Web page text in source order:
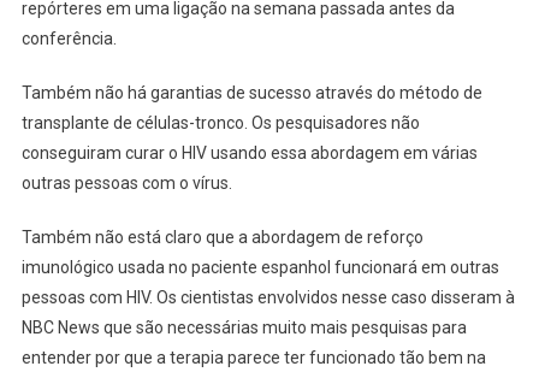
repórteres em uma ligação na semana passada antes da
conferência.
Também não há garantias de sucesso através do método de
transplante de células-tronco. Os pesquisadores não
conseguiram curar o HIV usando essa abordagem em várias
outras pessoas com o vírus.
Também não está claro que a abordagem de reforço
imunológico usada no paciente espanhol funcionará em outras
pessoas com HIV. Os cientistas envolvidos nesse caso disseram à
NBC News que são necessárias muito mais pesquisas para
entender por que a terapia parece ter funcionado tão bem na